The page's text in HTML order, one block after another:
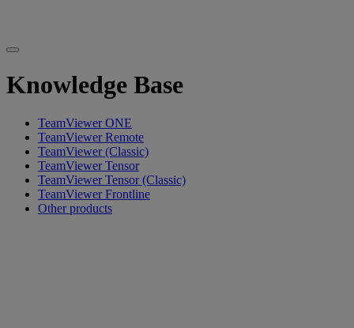
Knowledge Base
TeamViewer ONE
TeamViewer Remote
TeamViewer (Classic)
TeamViewer Tensor
TeamViewer Tensor (Classic)
TeamViewer Frontline
Other products